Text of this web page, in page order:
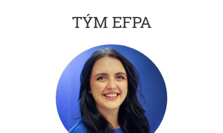
TÝM EFPA